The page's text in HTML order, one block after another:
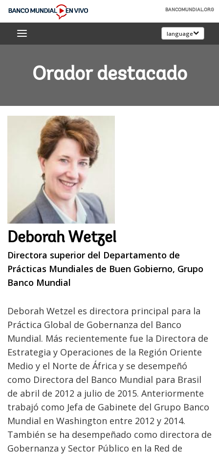
Skip
Main
Banco
Mundial
BANCOMUNDIAL.ORG
language
Orador destacado
Deborah Wetzel
Directora superior del Departamento de
Prácticas Mundiales de Buen Gobierno, Grupo
Banco Mundial
Deborah Wetzel es directora principal para la
Práctica Global de Gobernanza del Banco
Mundial. Más recientemente fue la Directora de
Estrategia y Operaciones de la Región Oriente
Medio y el Norte de África y se desempeñó
como Directora del Banco Mundial para Brasil
de abril de 2012 a julio de 2015. Anteriormente
trabajó como Jefa de Gabinete del Grupo Banco
Mundial en Washington entre 2012 y 2014.
También se ha desempeñado como directora de
Gobernanza y Sector Público en la Red de